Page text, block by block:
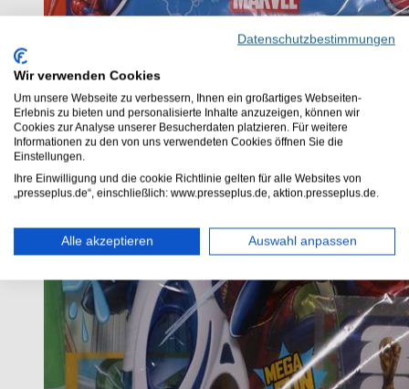
Datenschutzbestimmungen
Wir verwenden Cookies
Um unsere Webseite zu verbessern, Ihnen ein großartiges Webseiten-
Erlebnis zu bieten und personalisierte Inhalte anzuzeigen, können wir
Cookies zur Analyse unserer Besucherdaten platzieren. Für weitere
Informationen zu den von uns verwendeten Cookies öffnen Sie die
Einstellungen.
Ihre Einwilligung und die cookie Richtlinie gelten für alle Websites von
„presseplus.de“, einschließlich: www.presseplus.de, aktion.presseplus.de.
Alle akzeptieren Auswahl anpassen